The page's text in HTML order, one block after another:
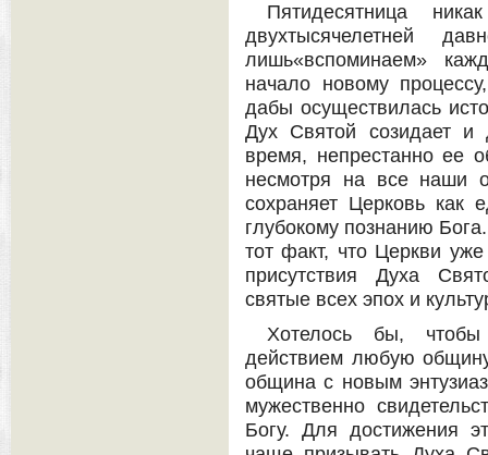
Пятидесятница
двухтысячелетней
лишь«вспоминаем»
начало новому
дабы осуществилась
Дух Святой созидает
время, непрестанно ее
несмотря на все наши
сохраняет Церковь как
глубокому познанию
тот факт, что Церкви
присутствия Духа
святые всех эпох и
Хотелось бы,
действием любую
община с новым
мужественно
Богу. Для достижения